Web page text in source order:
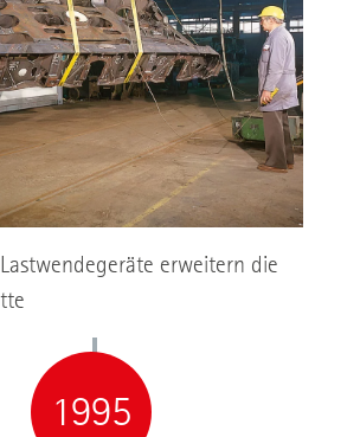
erweitern die
1995